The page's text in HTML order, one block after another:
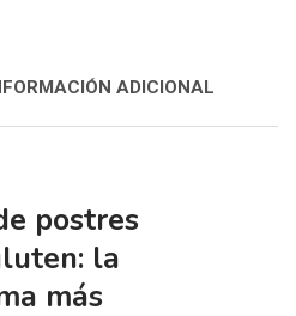
ADICIONAL
postres
la
más